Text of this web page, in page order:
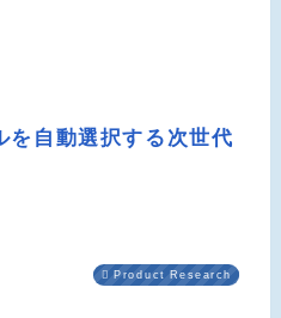
自動選択する次世代
Product Research